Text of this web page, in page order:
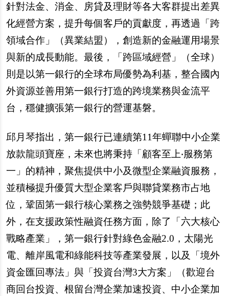
針對法金、消金、房貸及理財等各大客群提出差異
化經營方案，提升每個客戶的貢獻度，再透過「跨
領域合作」（異業結盟），創造新的金融運用場景
與新的成長動能。最後，「跨區域經營」（全球）
則是以第一銀行的全球布局優勢為利基，整合國內
外資源並善用第一銀行打造的跨境業務與金流平
台，穩健擴張第一銀行的營運基磐。
邱月琴指出，第一銀行已連續第11年蟬聯中小企業
放款龍頭寶座，未來也將秉持「顧客至上‧服務第
一」的精神，聚焦提供中小及微型企業融資服務，
並積極提升優質大型企業客戶與聯貸業務市占地
位，鞏固第一銀行核心業務之強勢競爭基礎；此
外，在支援政策性融資任務方面，除了「六大核心
戰略產業」，第一銀行針對綠色金融2.0，太陽光
電、離岸風電和綠能科技等產業發展，以及「境外
資金匯回專法」與「投資台灣3大方案」（歡迎台
商回台投資、根留台灣企業加速投資、中小企業加